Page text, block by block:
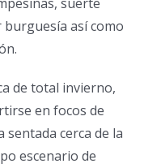
así­ como
de total invierno,
en focos de
sentada cerca de la
escenario de